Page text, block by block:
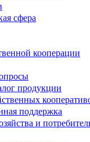
сфера
кооперации
продукции
поддержка
и